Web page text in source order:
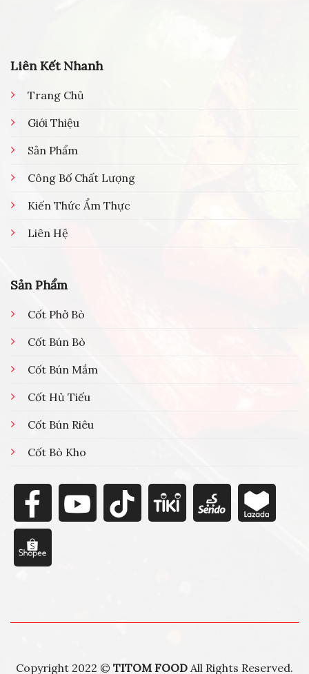
Liên Kết Nhanh
Trang Chủ
Giới Thiệu
Sản Phẩm
Công Bố Chất Lượng
Kiến Thức Ẩm Thực
Liên Hệ
Sản Phẩm
Cốt Phở Bò
Cốt Bún Bò
Cốt Bún Mắm
Cốt Hủ Tiếu
Cốt Bún Riêu
Cốt Bò Kho
Copyright 2022 © TITOM FOOD All Rights Reserved.